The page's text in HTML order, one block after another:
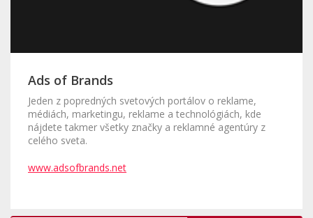
Ads of Brands
Jeden z popredných svetových portálov o reklame,
médiách, marketingu, reklame a technológiách, kde
nájdete takmer všetky značky a reklamné agentúry z
celého sveta.
www.adsofbrands.net